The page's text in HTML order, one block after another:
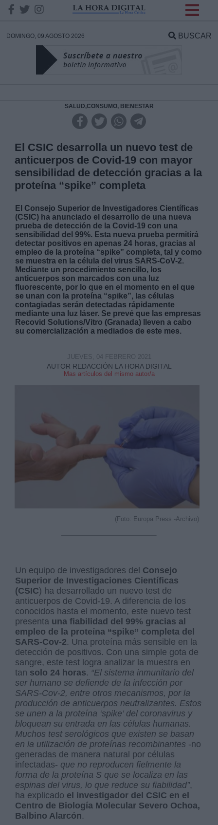
DOMINGO, 09 AGOSTO 2026 BUSCAR
SALUD,CONSUMO, BIENESTAR
El CSIC desarrolla un nuevo test de
anticuerpos de Covid-19 con mayor
sensibilidad de detección gracias a la
proteína “spike” completa
El Consejo Superior de Investigadores Científicas
(CSIC) ha anunciado el desarrollo de una nueva
prueba de detección de la Covid-19 con una
sensibilidad del 99%. Esta nueva prueba permitirá
detectar positivos en apenas 24 horas, gracias al
empleo de la proteína “spike” completa, tal y como
se muestra en la célula del virus SARS-CoV-2.
Mediante un procedimiento sencillo, los
anticuerpos son marcados con una luz
fluorescente, por lo que en el momento en el que
se unan con la proteína “spike”, las células
contagiadas serán detectadas rápidamente
mediante una luz láser. Se prevé que las empresas
Recovid Solutions/Vitro (Granada) lleven a cabo
su comercialización a mediados de este mes.
AUTOR REDACCIÓN LA HORA DIGITAL
Mas artículos del mismo autor/a
JUEVES, 04 FEBRERO 2021
(Foto: Europa Press -Archivo)
Un equipo de investigadores del Consejo
Superior de Investigaciones Científicas
(CSIC) ha desarrollado un nuevo test de
anticuerpos de Covid-19. A diferencia de los
conocidos hasta el momento, este nuevo test
presenta una fiabilidad del 99% gracias al
empleo de la proteína “spike” completa del
SARS-Cov-2. Una proteína más sensible en la
detección de positivos. Con una simple gota de
sangre, este test logra analizar la muestra en
tan solo 24 horas. “El sistema inmunitario del
ser humano se defiende de la infección por
SARS-Cov-2, entre otros mecanismos, por la
producción de anticuerpos neutralizantes. Estos
se unen a la proteína ‘spike’ del coronavirus y
bloquean su entrada en las células humanas.
Muchos test serológicos que existen se basan
en la utilización de proteínas recombinantes -no
generadas de manera natural por células
infectadas- que no reproducen fielmente la
forma de la proteína S que se localiza en las
espinas del virus, lo que reduce su fiabilidad”,
ha explicado el investigador del CSIC en el
Centro de Biología Molecular Severo Ochoa,
Balbino Alarcón.
DATOS
Responsable:
Legitimación:
Derechos:
link
Información adicional
link